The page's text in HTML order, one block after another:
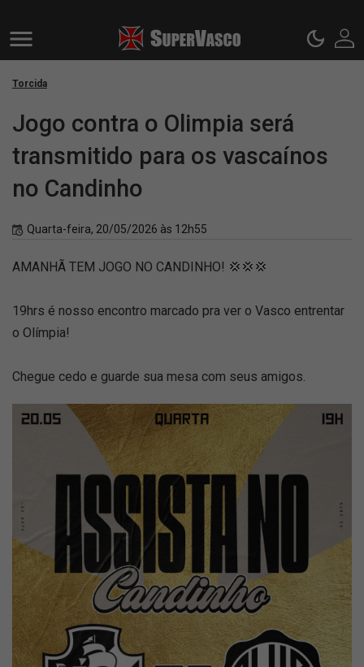
Torcida
Jogo contra o Olimpia será
transmitido para os vascaínos
no Candinho
Quarta-feira, 20/05/2026 às 12h55
AMANHÃ TEM JOGO NO CANDINHO! 💢💢💢
19hrs é nosso encontro marcado pra ver o Vasco entrentar
o Olímpia!
Chegue cedo e guarde sua mesa com seus amigos.